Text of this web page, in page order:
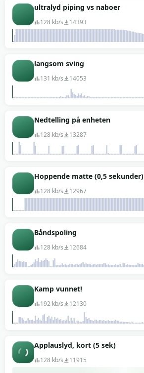
ultralyd piping vs naboer
128 kb/s 14393
langsom sving
131 kb/s 14053
Nedtelling på enheten
128 kb/s 13287
Hoppende matte (0,5 sekunder)
128 kb/s 12967
Båndspoling
128 kb/s 12684
Kamp vunnet!
192 kb/s 12130
Applauslyd, kort (5 sek)
128 kb/s 11915